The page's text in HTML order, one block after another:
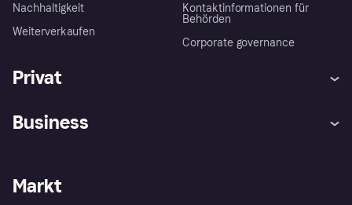
Nachhaltigkeit
Weiterverkaufen
Kontaktinformationen für
Behörden
Corporate governance
Privat
Shops entdecken
Business
Händlerportal
Markt